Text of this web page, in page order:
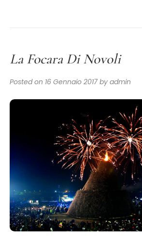
La Focara Di Novoli
Posted on 16 Gennaio 2017 by admin